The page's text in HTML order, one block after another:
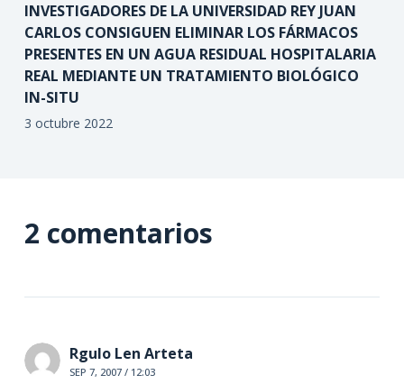
INVESTIGADORES DE LA UNIVERSIDAD REY JUAN
CARLOS CONSIGUEN ELIMINAR LOS FÁRMACOS
PRESENTES EN UN AGUA RESIDUAL HOSPITALARIA
REAL MEDIANTE UN TRATAMIENTO BIOLÓGICO
IN-SITU
3 octubre 2022
2 comentarios
Rgulo Len Arteta
SEP 7, 2007 / 12:03